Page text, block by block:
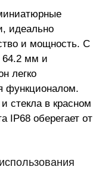
идеально
и мощность. С
64.2 мм и
легко
функционалом.
стекла в красном
IP68 оберегает от